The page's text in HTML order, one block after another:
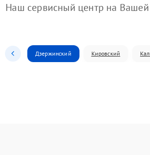
Наш сервисный центр на Вашей
Дзержинский Кировский